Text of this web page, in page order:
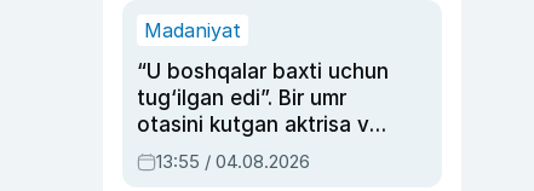
Madaniyat
“U boshqalar baxti uchun
tug‘ilgan edi”. Bir umr
otasini kutgan aktrisa va
dublyaj ustasi Rimma
Ahmedovaning
13:55 / 04.08.2026